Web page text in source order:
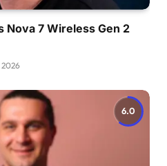
Nova 7 Wireless Gen 2
2026
6.0